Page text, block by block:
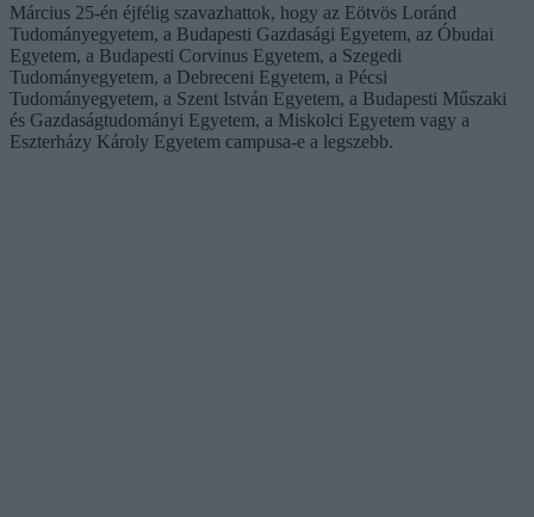
Március 25-én éjfélig szavazhattok, hogy az Eötvös Loránd
Tudományegyetem, a Budapesti Gazdasági Egyetem, az Óbudai
Egyetem, a Budapesti Corvinus Egyetem, a Szegedi
Tudományegyetem, a Debreceni Egyetem, a Pécsi
Tudományegyetem, a Szent István Egyetem, a Budapesti Műszaki
és Gazdaságtudományi Egyetem, a Miskolci Egyetem vagy a
Eszterházy Károly Egyetem campusa-e a legszebb.